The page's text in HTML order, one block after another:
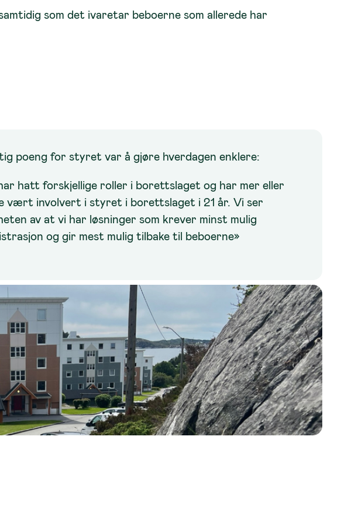
som det ivaretar beboerne som allerede har
poeng for styret var å gjøre hverdagen enklere:
hatt forskjellige roller i borettslaget og har mer eller
vært involvert i styret i borettslaget i 21 år. Vi ser
av at vi har løsninger som krever minst mulig
og gir mest mulig tilbake til beboerne»